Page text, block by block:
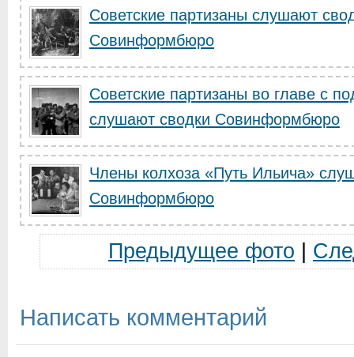
Советские партизаны слушают
Совинформбюро
Советские партизаны во главе с
слушают сводки Совинформбюро
Члены колхоза «Путь Ильича»
Совинформбюро
Предыдущее фото
Написать комментарий